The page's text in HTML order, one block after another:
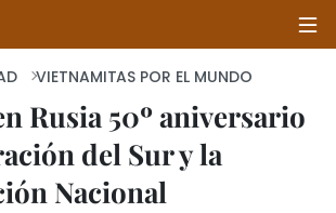
INICIO
POLÍTICA
VIETNAMITAS POR EL MUNDO
Rusia 50º aniversario
del Sur y la
Nacional